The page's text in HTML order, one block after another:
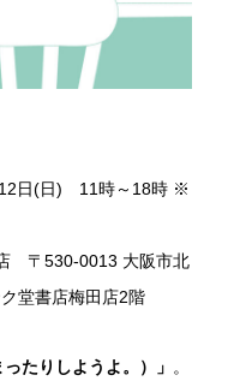
12日(日) 11時～18時 ※
店 〒530-0013 大阪市北
堂書店梅田店2階
たりしようよ。）」 。